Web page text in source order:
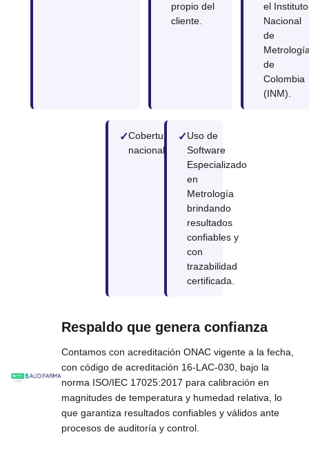
propio del
cliente.
el Instituto
Nacional
de
de
Colombia
(INM).
Cobertura
nacional.
Uso de
Software
Especializado
en
Metrología
brindando
resultados
confiables y
con
trazabilidad
certificada.
Respaldo que genera confianza
Contamos con acreditación ONAC vigente a la fecha,
con código de acreditación 16-LAC-030, bajo la
norma ISO/IEC 17025:2017 para calibración en
magnitudes de temperatura y humedad relativa, lo
que garantiza resultados confiables y válidos ante
procesos de auditoría y control.